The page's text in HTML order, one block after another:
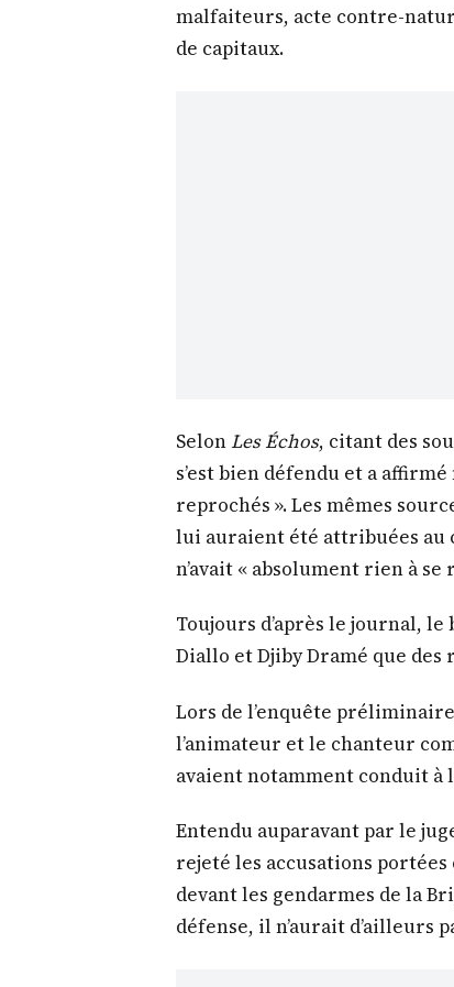
malfaiteurs, acte contre-
de capitaux.
SelonLes Échos, citant des
s’est bien défendu et a
reprochés ». Les mêmes
lui auraient été attribuées au
n’avait « absolument rien à se
Toujours d’après le journal,
Diallo et Djiby Dramé que des
Lors de l’enquête
l’animateur et le chanteur
avaient notamment conduit
Entendu auparavant par le
rejeté les accusations
devant les gendarmes de la
défense, il n’aurait d’ailleurs